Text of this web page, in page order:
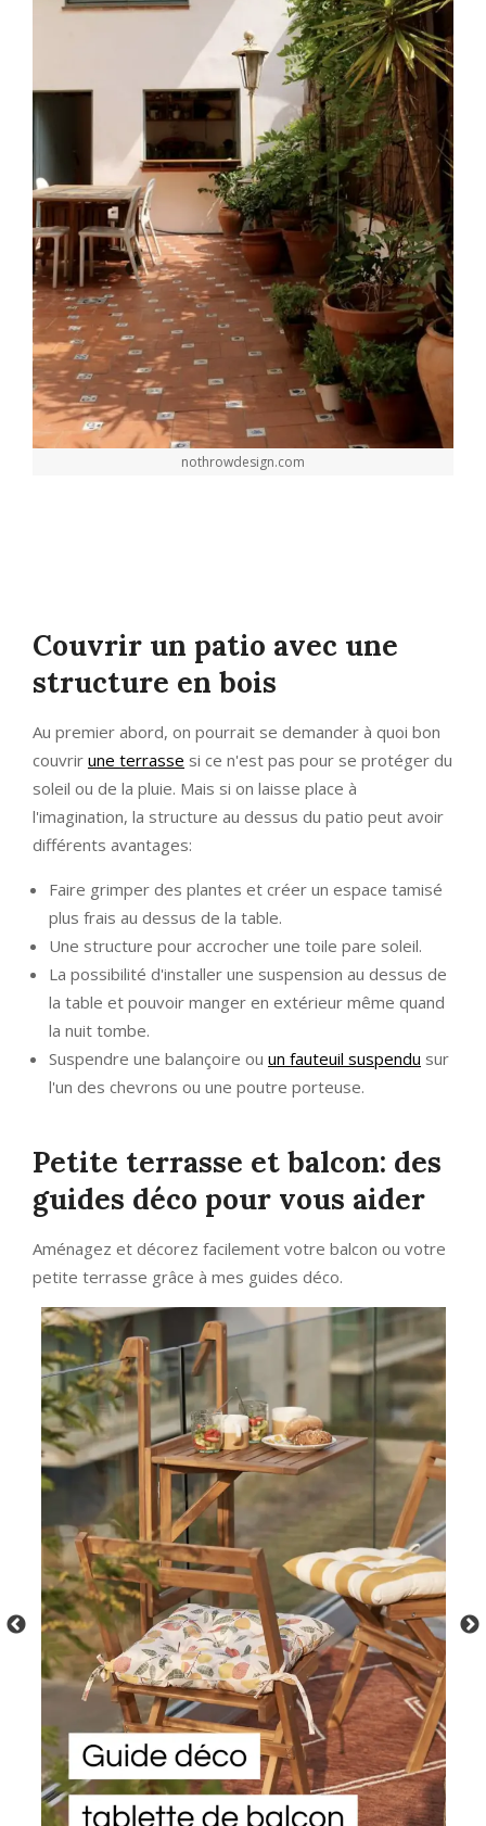
nothrowdesign.com
Couvrir un patio avec une
structure en bois
Au premier abord, on pourrait se demander à quoi bon
couvrir une terrasse si ce n'est pas pour se protéger du
soleil ou de la pluie. Mais si on laisse place à
l'imagination, la structure au dessus du patio peut avoir
différents avantages:
Faire grimper des plantes et créer un espace tamisé
plus frais au dessus de la table.
Une structure pour accrocher une toile pare soleil.
La possibilité d'installer une suspension au dessus de
la table et pouvoir manger en extérieur même quand
la nuit tombe.
Suspendre une balançoire ou un fauteuil suspendu sur
l'un des chevrons ou une poutre porteuse.
Petite terrasse et balcon: des
guides déco pour vous aider
Aménagez et décorez facilement votre balcon ou votre
petite terrasse grâce à mes guides déco.